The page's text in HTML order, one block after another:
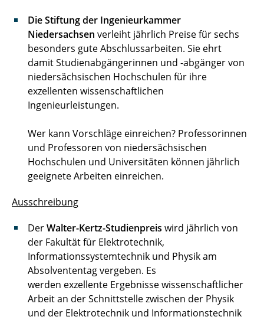
Externe Stipendien für Auslandsaufenthalte
Preise
Die Begabtenförderungswerke
Stipendien für internationale Studierende
Stipendienportal
Stipendiengeber außerhalb der TU
Braunschweig
Kontakt
Die Stiftung der Ingenieurkammer
Niedersachsen verleiht jährlich Preise für sechs
besonders gute Abschlussarbeiten. Sie ehrt
damit Studienabgängerinnen und -abgänger von
niedersächsischen Hochschulen für ihre
exzellenten wissenschaftlichen
Ingenieurleistungen.
Wer kann Vorschläge einreichen? Professorinnen
und Professoren von niedersächsischen
Hochschulen und Universitäten können jährlich
geeignete Arbeiten einreichen.
Ausschreibung
DerWalter-Kertz-Studienpreis wird jährlich von
der Fakultät für Elektrotechnik,
Informationssystemtechnik und Physik am
Absolvententag vergeben. Es
werden exzellente Ergebnisse wissenschaftlicher
Arbeit an der Schnittstelle zwischen der Physik
und der Elektrotechnik und Informationstechnik